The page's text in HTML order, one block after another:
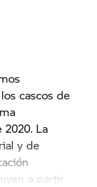
cascos de
2020. La
y de
a partir